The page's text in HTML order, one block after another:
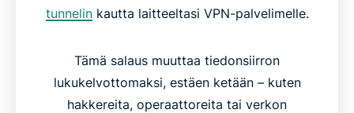
tunnelinkautta laitteeltasi VPN-palvelimelle.
Tämä salaus muuttaa tiedonsiirron
lukukelvottomaksi, estäen ketään – kuten
hakkereita, operaattoreita tai verkon